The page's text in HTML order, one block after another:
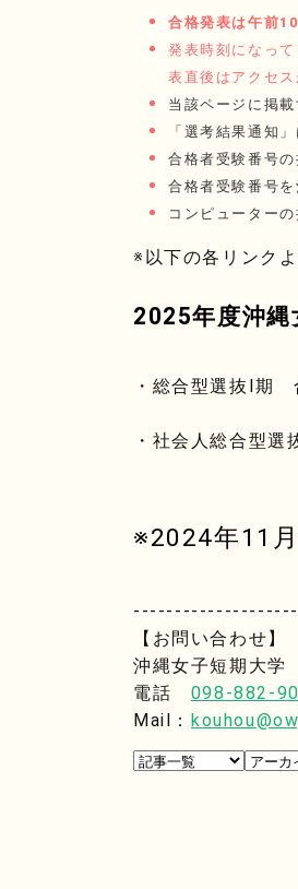
合格発表は午前10
発表時刻になっ
表直後はアクセ
当該ページに掲
「選考結果通知
合格者受験番号
合格者受験番号
コンピューター
※以下の各リンク
2025年度沖縄
・総合型選抜Ⅰ期
・社会人総合型
※2024年11
【お問い合わせ】
沖縄女子短期大
電話 098-882-
Mail：